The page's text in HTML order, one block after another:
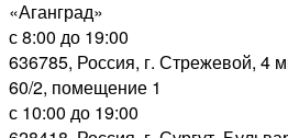
«Аганград»
с 8:00 до 19:00
636785, Россия, г. Стрежевой, 4
60/2, помещение 1
с 10:00 до 19:00